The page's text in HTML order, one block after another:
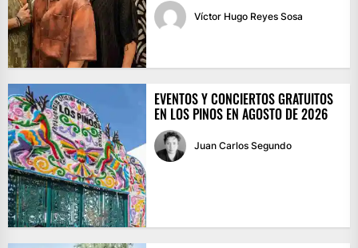
Víctor Hugo Reyes Sosa
EVENTOS Y CONCIERTOS GRATUITOS
EN LOS PINOS EN AGOSTO DE 2026
Juan Carlos Segundo